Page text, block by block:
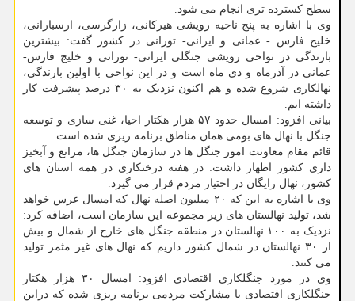
سطح کسترده تری انجام می شود.
وی با اشاره به پنج ناحیه رویشی هیرکانی، زارگرسی، ارسبارانی،
خلیج فارس - عمانی و ایرانی- تورانی در کشور گفت: بیشترین
بارندگی در نواحی رویشی جنگلی ایرانی- تورانی و خلیج فارس-
عمانی در آذرماه و دی ماه است و در این نواحی با اولین بارندگی،
نهالکاری شروع شده و هم اکنون نزدیک به ۳۰ درصد پیشرفت کار
داشته ایم.
بیانی افزود: امسال حدود ۵۷ هزار هکتار احیا، غنی سازی و توسعه
جنگل با نهال های بومی همان مناطق برنامه ریزی شده است.
قائم مقام معاونت امور جنگل ها در سازمان جنگل ها، مراتع و آبخیز
داری کشور اظهار داشت: در هفته درختکاری در همه استان های
کشور، نهال رایگان در اختیار مردم قرار می گیرد.
وی با اشاره به این که ۲۰ میلیون اصله نهال که امسال غرس خواهد
شد، تولید نهالستان های زیر مجموعه این سازمان است، اضافه کرد:
نزدیک به ۱۰۰ نهالستان در منطقه جنگل های خارج از شمال و بیش
از ۳۰ نهالستان در شمال کشور داریم که نهال های غیر مثمر تولید
می کنند.
وی در مورد جنگلکاری اقتصادی افزود: امسال ۳۰ هزار هکتار
جنگلکاری اقتصادی با مشارکت مردمی برنامه ریزی شده که دراین